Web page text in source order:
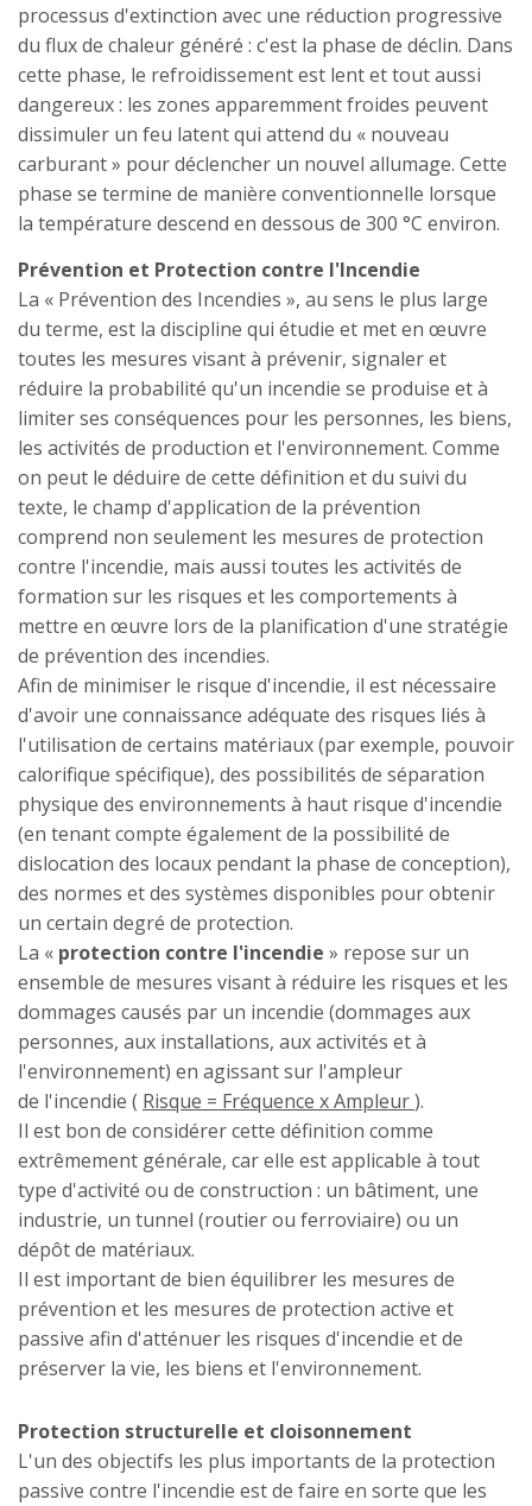
processus d'extinction avec une réduction progressive
du flux de chaleur généré : c'est la phase de déclin. Dans
cette phase, le refroidissement est lent et tout aussi
dangereux : les zones apparemment froides peuvent
dissimuler un feu latent qui attend du « nouveau
carburant » pour déclencher un nouvel allumage. Cette
phase se termine de manière conventionnelle lorsque
la température descend en dessous de 300 °C environ.
Prévention et Protection contre l'Incendie
La « Prévention des Incendies », au sens le plus large
du terme, est la discipline qui étudie et met en œuvre
toutes les mesures visant à prévenir, signaler et
réduire la probabilité qu'un incendie se produise et à
limiter ses conséquences pour les personnes, les biens,
les activités de production et l'environnement. Comme
on peut le déduire de cette définition et du suivi du
texte, le champ d'application de la prévention
comprend non seulement les mesures de protection
contre l'incendie, mais aussi toutes les activités de
formation sur les risques et les comportements à
mettre en œuvre lors de la planification d'une stratégie
de prévention des incendies.
Afin de minimiser le risque d'incendie, il est nécessaire
d'avoir une connaissance adéquate des risques liés à
l'utilisation de certains matériaux (par exemple, pouvoir
calorifique spécifique), des possibilités de séparation
physique des environnements à haut risque d'incendie
(en tenant compte également de la possibilité de
dislocation des locaux pendant la phase de conception),
des normes et des systèmes disponibles pour obtenir
un certain degré de protection.
La « protection contre l'incendie » repose sur un
ensemble de mesures visant à réduire les risques et les
dommages causés par un incendie (dommages aux
personnes, aux installations, aux activités et à
l'environnement) en agissant sur l'ampleur
de l'incendie ( Risque = Fréquence x Ampleur).
Il est bon de considérer cette définition comme
extrêmement générale, car elle est applicable à tout
type d'activité ou de construction : un bâtiment, une
industrie, un tunnel (routier ou ferroviaire) ou un
dépôt de matériaux.
Il est important de bien équilibrer les mesures de
prévention et les mesures de protection active et
passive afin d'atténuer les risques d'incendie et de
préserver la vie, les biens et l'environnement.
Protection structurelle et cloisonnement
L'un des objectifs les plus importants de la protection
passive contre l'incendie est de faire en sorte que les